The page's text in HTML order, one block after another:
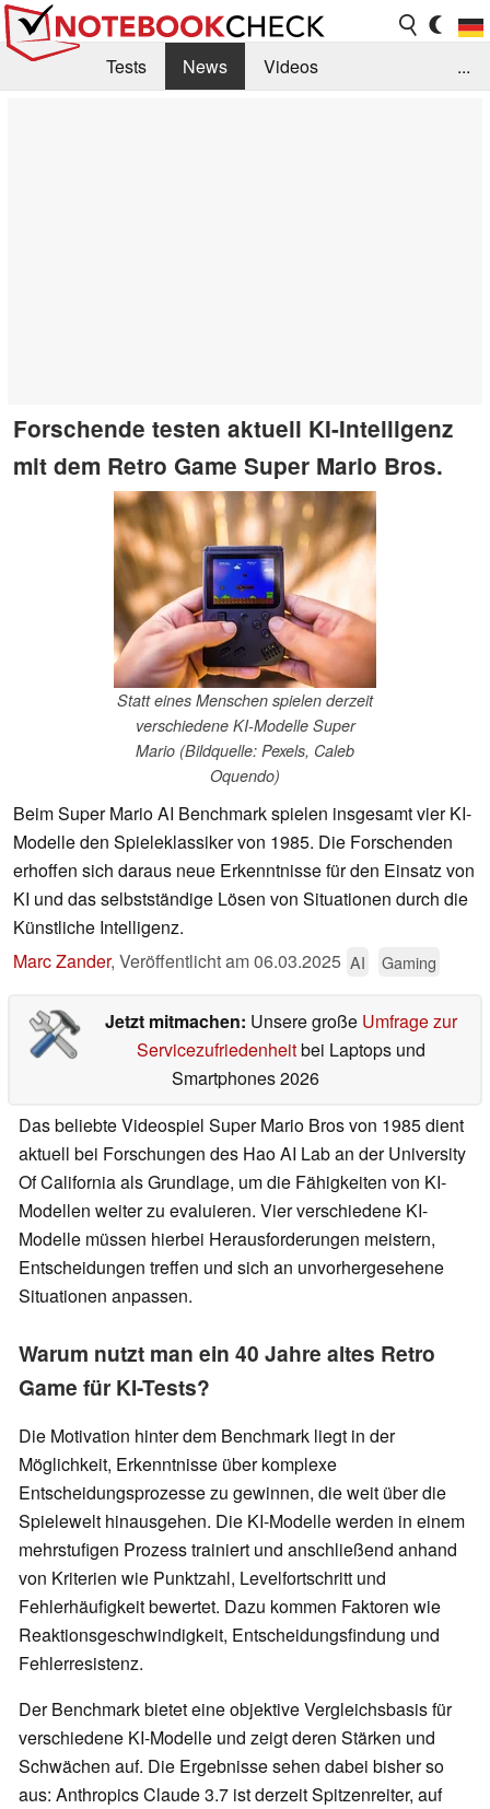
Tests News
Videos
...
Forschende testen aktuell KI-Intelligenz
mit dem Retro Game Super Mario Bros.
Statt eines Menschen spielen derzeit
verschiedene KI-Modelle Super
Mario (Bildquelle: Pexels, Caleb
Oquendo)
Beim Super Mario AI Benchmark spielen insgesamt vier KI-
Modelle den Spieleklassiker von 1985. Die Forschenden
erhoffen sich daraus neue Erkenntnisse für den Einsatz von
KI und das selbstständige Lösen von Situationen durch die
Künstliche Intelligenz.
Marc Zander, Veröffentlicht am06.03.2025 AI Gaming
Jetzt mitmachen: Unsere große Umfrage zur
Servicezufriedenheitbei Laptops und
Smartphones 2026
Das beliebte Videospiel Super Mario Bros von 1985 dient
aktuell bei Forschungen des Hao AI Lab an der University
Of California als Grundlage, um die Fähigkeiten von KI-
Modellen weiter zu evaluieren. Vier verschiedene KI-
Modelle müssen hierbei Herausforderungen meistern,
Entscheidungen treffen und sich an unvorhergesehene
Situationen anpassen.
Warum nutzt man ein 40 Jahre altes Retro
Game für KI-Tests?
Die Motivation hinter dem Benchmark liegt in der
Möglichkeit, Erkenntnisse über komplexe
Entscheidungsprozesse zu gewinnen, die weit über die
Spielewelt hinausgehen. Die KI-Modelle werden in einem
mehrstufigen Prozess trainiert und anschließend anhand
von Kriterien wie Punktzahl, Levelfortschritt und
Fehlerhäufigkeit bewertet. Dazu kommen Faktoren wie
Reaktionsgeschwindigkeit, Entscheidungsfindung und
Fehlerresistenz.
Der Benchmark bietet eine objektive Vergleichsbasis für
verschiedene KI-Modelle und zeigt deren Stärken und
Schwächen auf. Die Ergebnisse sehen dabei bisher so
aus: Anthropics Claude 3.7 ist derzeit Spitzenreiter, auf